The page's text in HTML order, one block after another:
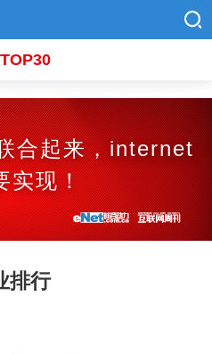
合起来，internet
实现！
排行